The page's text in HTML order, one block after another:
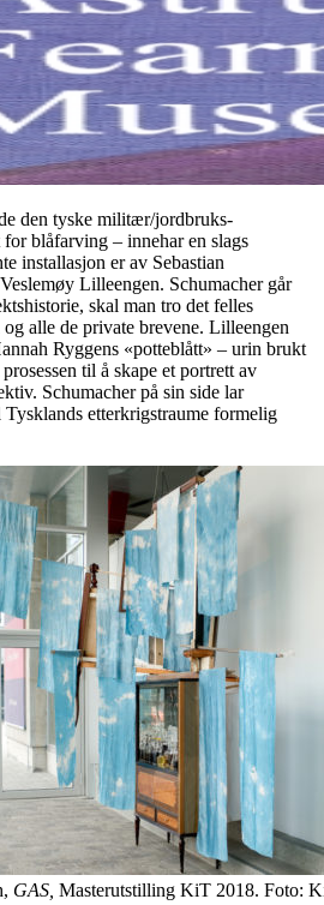
den tyske militær/jordbruks-
blåfarving – innehar en slags
installasjon er av Sebastian
Lilleengen. Schumacher går
skal man tro det felles
alle de private brevene. Lilleengen
Ryggens «potteblått» – urin brukt
til å skape et portrett av
Schumacher på sin side lar
etterkrigstraume formelig
GAS, Masterutstilling KiT 2018. Foto: